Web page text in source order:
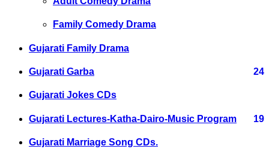
Family Comedy Drama
Gujarati Family Drama
Gujarati Garba 24
Gujarati Jokes CDs
Gujarati Lectures-Katha-Dairo-Music Program 19
Gujarati Marriage Song CDs.